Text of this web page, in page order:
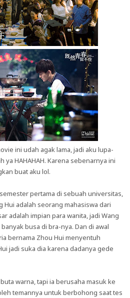
ini udah agak lama, jadi aku lupa-
ya HAHAHAH. Karena sebenarnya ini
buat aku lol.
pertama di sebuah universitas,
Hui adalah seorang mahasiswa dari
adalah impian para wanita, jadi Wang
busa di bra-nya. Dan di awal
bernama Zhou Hui menyentuh
jadi suka dia karena dadanya gede
warna, tapi ia berusaha masuk ke
temannya untuk berbohong saat tes